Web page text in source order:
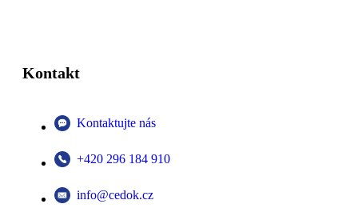
Kontakt
Kontaktujte nás
+420 296 184 910
info@cedok.cz